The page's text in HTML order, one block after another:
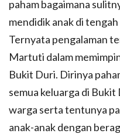
paham bagaimana
mendidik anak di
Ternyata pengalaman
Martuti dalam
Bukit Duri. Dirinya
semua keluarga di Bukit
warga serta tentunya
anak-anak dengan